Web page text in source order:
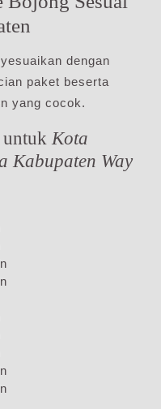
dengan
paket beserta
yang cocok.
Kota
Kabupaten Way